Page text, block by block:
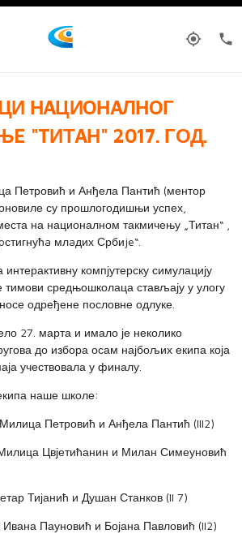
my_location phone
НAЦИOНAЛНOГ
"TИТAН" 2017. ГОД.
Петровић и Анђела Пантић (ментор
су прошлогодишњи успех,
на националном такмичењу „Титан“ ,
млaдих Србиje“.
компјутерску симулацију
тимови средњошколаца стављају у улогу
одређене пословне одлуке.
27. марта и имало је неколико
до избора осам најбољих екипа која
учествовала у финалу.
наше школе:
Петровић и Анђела Пантић (III2)
Цвјетићанин и Милан Симеуновић
Тијанић и Душан Станков (II 7)
Пауновић и Бојана Павловић (II2)